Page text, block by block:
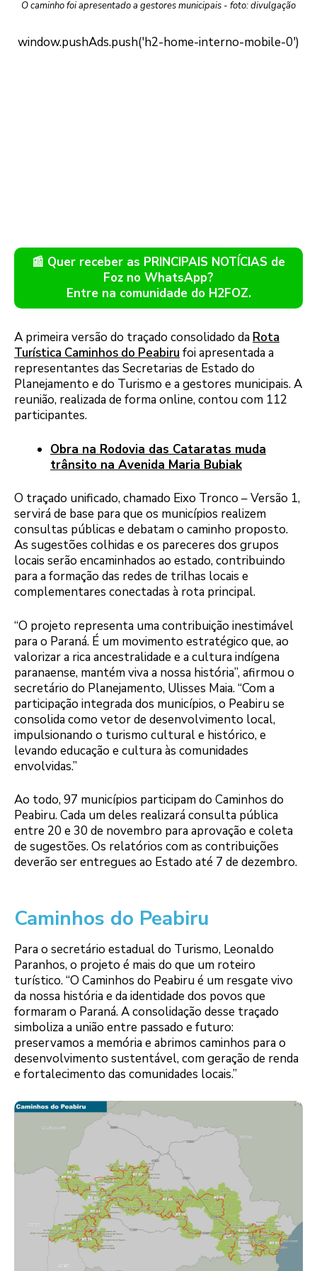
O caminho foi apresentado a gestores municipais - foto: divulgação
📰 Quer receber as PRINCIPAIS NOTÍCIAS de
Foz no WhatsApp?
Entre na comunidade do H2FOZ.
A primeira versão do traçado consolidado da Rota
Turística Caminhos do Peabiru foi apresentada a
representantes das Secretarias de Estado do
Planejamento e do Turismo e a gestores municipais. A
reunião, realizada de forma online, contou com 112
participantes.
Obra na Rodovia das Cataratas muda
trânsito na Avenida Maria Bubiak
O traçado unificado, chamado Eixo Tronco – Versão 1,
servirá de base para que os municípios realizem
consultas públicas e debatam o caminho proposto.
As sugestões colhidas e os pareceres dos grupos
locais serão encaminhados ao estado, contribuindo
para a formação das redes de trilhas locais e
complementares conectadas à rota principal.
“O projeto representa uma contribuição inestimável
para o Paraná. É um movimento estratégico que, ao
valorizar a rica ancestralidade e a cultura indígena
paranaense, mantém viva a nossa história”, afirmou o
secretário do Planejamento, Ulisses Maia. “Com a
participação integrada dos municípios, o Peabiru se
consolida como vetor de desenvolvimento local,
impulsionando o turismo cultural e histórico, e
levando educação e cultura às comunidades
envolvidas.”
Ao todo, 97 municípios participam do Caminhos do
Peabiru. Cada um deles realizará consulta pública
entre 20 e 30 de novembro para aprovação e coleta
de sugestões. Os relatórios com as contribuições
deverão ser entregues ao Estado até 7 de dezembro.
Caminhos do Peabiru
Para o secretário estadual do Turismo, Leonaldo
Paranhos, o projeto é mais do que um roteiro
turístico. “O Caminhos do Peabiru é um resgate vivo
da nossa história e da identidade dos povos que
formaram o Paraná. A consolidação desse traçado
simboliza a união entre passado e futuro:
preservamos a memória e abrimos caminhos para o
desenvolvimento sustentável, com geração de renda
e fortalecimento das comunidades locais.”